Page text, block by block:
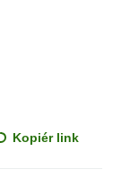
Kopiér link